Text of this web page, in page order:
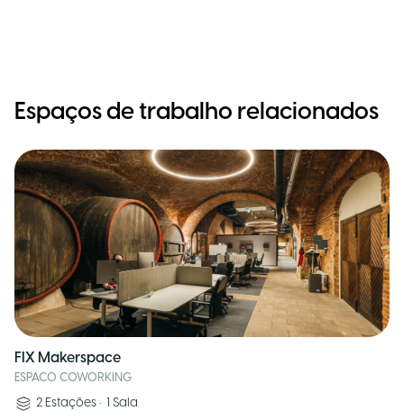
Espaços de trabalho relacionados
FIX Makerspace
ESPACO COWORKING
2 Estações • 1 Sala